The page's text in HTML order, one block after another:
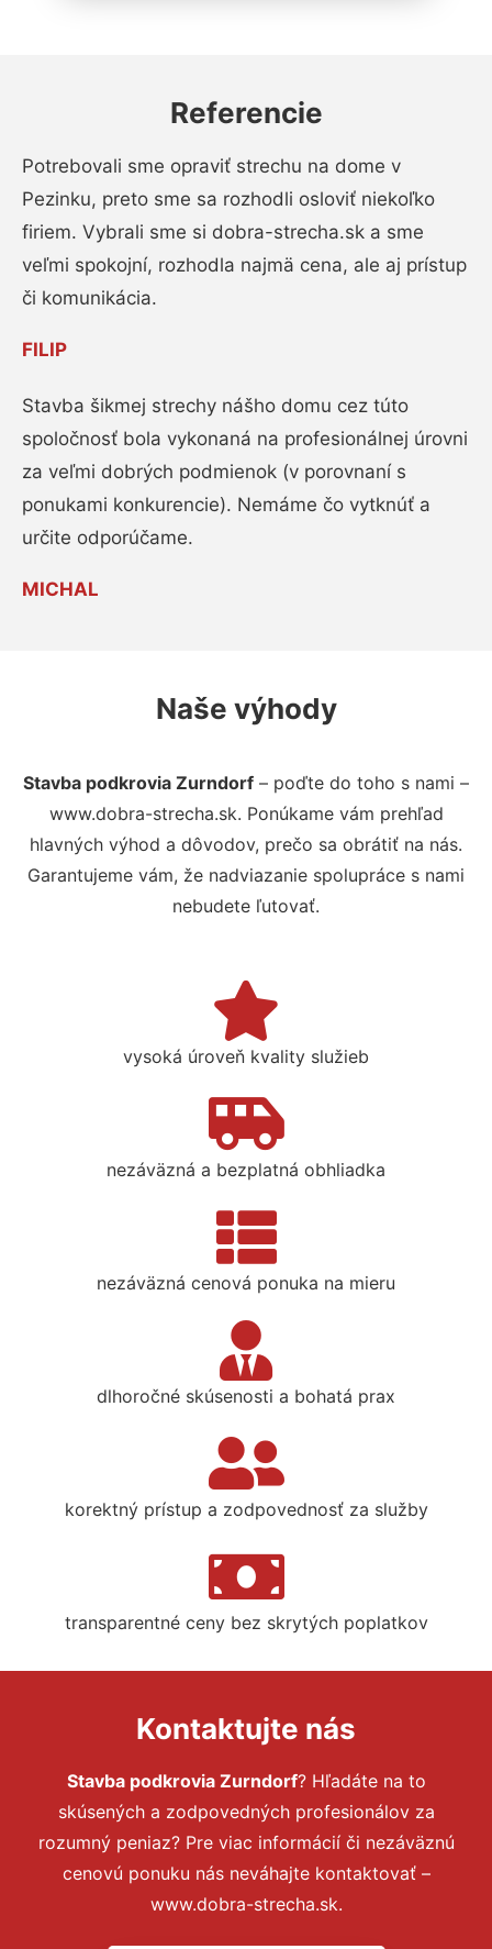
Referencie
Potrebovali sme opraviť strechu na dome v
Pezinku, preto sme sa rozhodli osloviť niekoľko
firiem. Vybrali sme si dobra-strecha.sk a sme
veľmi spokojní, rozhodla najmä cena, ale aj prístup
či komunikácia.
FILIP
Stavba šikmej strechy nášho domu cez túto
spoločnosť bola vykonaná na profesionálnej úrovni
za veľmi dobrých podmienok (v porovnaní s
ponukami konkurencie). Nemáme čo vytknúť a
určite odporúčame.
MICHAL
Naše výhody
Stavba podkrovia Zurndorf – poďte do toho s nami –
www.dobra-strecha.sk. Ponúkame vám prehľad
hlavných výhod a dôvodov, prečo sa obrátiť na nás.
Garantujeme vám, že nadviazanie spolupráce s nami
nebudete ľutovať.
vysoká úroveň kvality služieb
nezáväzná a bezplatná obhliadka
nezáväzná cenová ponuka na mieru
dlhoročné skúsenosti a bohatá prax
korektný prístup a zodpovednosť za služby
transparentné ceny bez skrytých poplatkov
Kontaktujte nás
Stavba podkrovia Zurndorf? Hľadáte na to
skúsených a zodpovedných profesionálov za
rozumný peniaz? Pre viac informácií či nezáväznú
cenovú ponuku nás neváhajte kontaktovať –
www.dobra-strecha.sk.